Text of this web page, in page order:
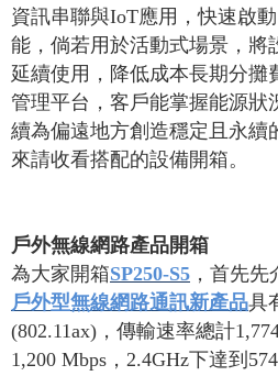
資訊串聯與IoT應用，快速啟
能，倘若用於活動式場景，將
延續使用，降低成本長期分攤
管理平台，客戶能掌握能源狀
續為偏遠地方創造穩定且永續
來請收看搭配的設備開箱。
戶外無線網路產品開箱
為大家開箱SP250-S5 ，首先
戶外型無線網路通訊新產品具
(802.11ax)，傳輸速率總計
1,200 Mbps，2.4GHz下達到574